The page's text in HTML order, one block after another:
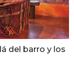
del barro y los